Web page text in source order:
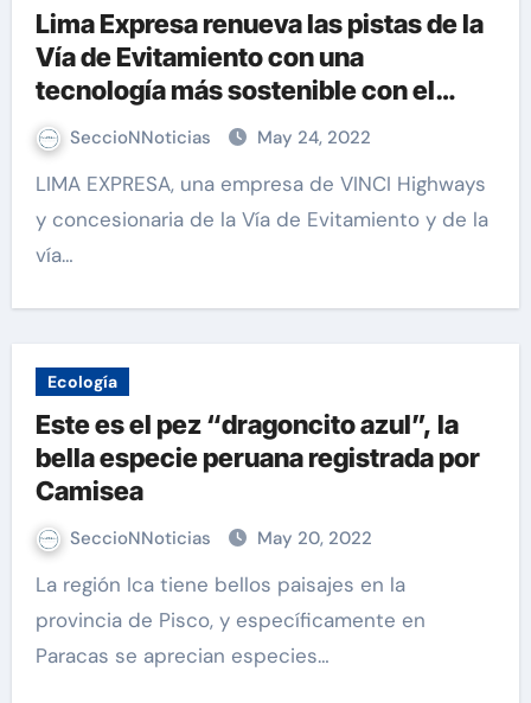
Lima Expresa renueva las pistas de la
Vía de Evitamiento con una
tecnología más sostenible con el
ambiente
SeccioNNoticias May 24, 2022
LIMA EXPRESA, una empresa de VINCI Highways
y concesionaria de la Vía de Evitamiento y de la
vía…
Ecología
Este es el pez “dragoncito azul”, la
bella especie peruana registrada por
Camisea
SeccioNNoticias May 20, 2022
La región Ica tiene bellos paisajes en la
provincia de Pisco, y específicamente en
Paracas se aprecian especies…